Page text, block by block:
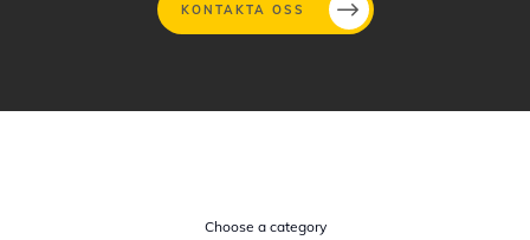
KONTAKTA OSS
Choose a category